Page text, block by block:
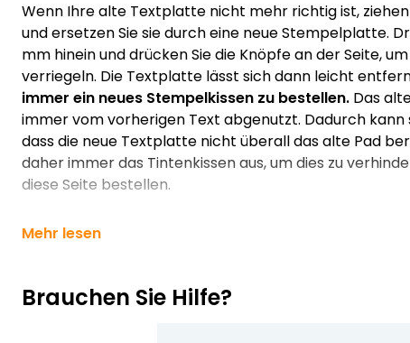
Wenn Ihre alte Textplatte nicht mehr richtig ist,
und ersetzen Sie sie durch eine neue Stempelplatte.
mm hinein und drücken Sie die Knöpfe an der Seite,
verriegeln. Die Textplatte lässt sich dann leicht
immer ein neues Stempelkissen zu bestellen. Das
immer vom vorherigen Text abgenutzt. Dadurch
dass die neue Textplatte nicht überall das alte Pad
daher immer das Tintenkissen aus, um dies zu
diese Seite bestellen.
Mehr lesen
Brauchen Sie Hilfe?